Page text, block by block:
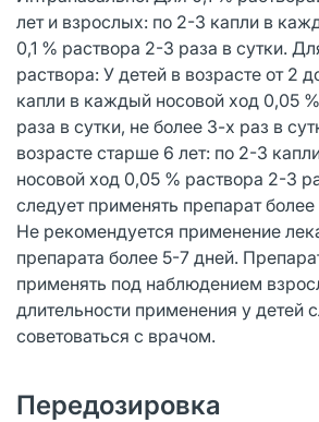
лет и взрослых: по 2-3 капли в
0,1 % раствора 2-3 раза в сутки.
раствора: У детей в возрасте от 2
капли в каждый носовой ход 0,05
раза в сутки, не более 3-х раз в
возрасте старше 6 лет: по 2-3
носовой ход 0,05 % раствора 2-3
следует применять препарат
Не рекомендуется применение
препарата более 5-7 дней.
применять под наблюдением
длительности применения у детей
советоваться с врачом.
Передозировка